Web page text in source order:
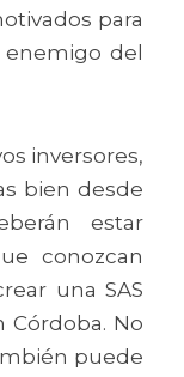
para
del
inversores,
bien desde
estar
conozcan
una SAS
No
puede